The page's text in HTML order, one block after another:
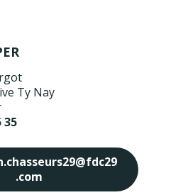
Ty Nay
35
.com